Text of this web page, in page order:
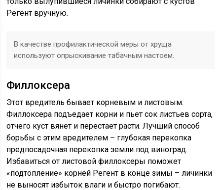
Регент вручную.
В качестве профилактической меры от хруща
используют опрыскивание табачным настоем.
Филлоксера
Этот вредитель бывает корневым и листовым.
Филлоксера подъедает корни и пьет сок листьев сорта,
отчего куст вянет и перестает расти. Лучший способ
борьбы с этим вредителем – глубокая перекопка
предпосадочная перекопка земли под виноград.
Избавиться от листовой филлоксеры поможет
«подтопление» корней Регент в конце зимы – личинки
не выносят избыток влаги и быстро погибают.